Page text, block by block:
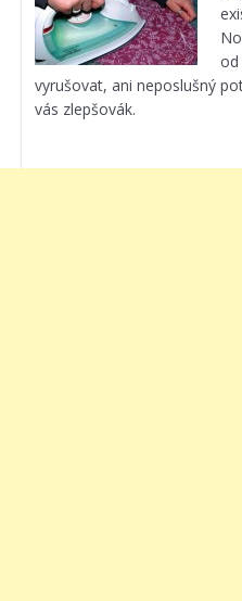
od
vyrušovat, ani neposlušný
vás zlepšovák.